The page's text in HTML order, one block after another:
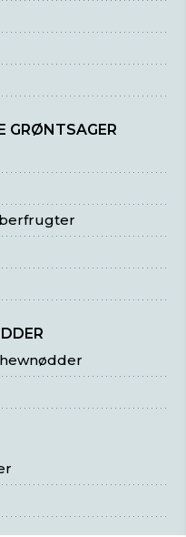
GRØNTSAGER